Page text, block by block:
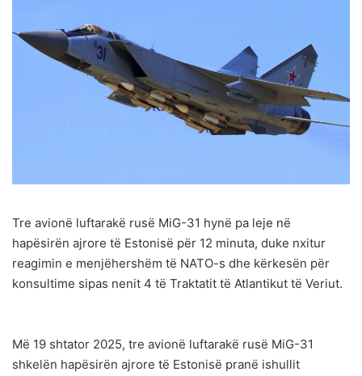
Tre avionë luftarakë rusë MiG-31 hynë pa leje në
hapësirën ajrore të Estonisë për 12 minuta, duke nxitur
reagimin e menjëhershëm të NATO-s dhe kërkesën për
konsultime sipas nenit 4 të Traktatit të Atlantikut të Veriut.
Më 19 shtator 2025, tre avionë luftarakë rusë MiG-31
shkelën hapësirën ajrore të Estonisë pranë ishullit